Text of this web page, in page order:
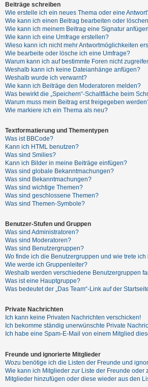
U
n
b
e
a
n
t
w
o
r
t
e
t
e
T
h
m
e
n
A
k
t
i
v
T
h
e
Beiträge schreiben
Wie erstelle ich ein neues Thema oder eine
Wie kann ich einen Beitrag bearbeiten oder
Wie kann ich meinem Beitrag eine Signatur
Wie kann ich eine Umfrage erstellen?
Wieso kann ich nicht mehr Antwortmöglichkeiten
Wie bearbeite oder lösche ich eine Umfrage?
Warum kann ich auf bestimmte Foren nicht
Weshalb kann ich keine Dateianhänge anfügen?
Weshalb wurde ich verwarnt?
Wie kann ich Beiträge den Moderatoren melden?
Was bewirkt die „Speichern“-Schaltfläche beim
Warum muss mein Beitrag erst freigegeben
Wie markiere ich ein Thema als neu?
Textformatierung und Thementypen
Was ist BBCode?
Kann ich HTML benutzen?
Was sind Smilies?
Kann ich Bilder in meine Beiträge einfügen?
Was sind globale Bekanntmachungen?
Was sind Bekanntmachungen?
Was sind wichtige Themen?
Was sind geschlossene Themen?
Was sind Themen-Symbole?
Benutzer-Stufen und Gruppen
Was sind Administratoren?
Was sind Moderatoren?
Was sind Benutzergruppen?
Wo finde ich die Benutzergruppen und wie trete
Wie werde ich Gruppenleiter?
Weshalb werden verschiedene Benutzergruppen
Was ist eine Hauptgruppe?
Was bedeutet der „Das Team“-Link auf der
Private Nachrichten
Ich kann keine Privaten Nachrichten verschicken!
Ich bekomme ständig unerwünschte Private
Ich habe eine Spam-E-Mail von einem Mitglied
Freunde und ignorierte Mitglieder
Wozu benötige ich die Listen der Freunde und
Wie kann ich Mitglieder zur Liste der Freunde oder
Mitglieder hinzufügen oder diese wieder aus den